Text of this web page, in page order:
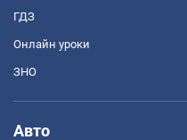
ГДЗ
Онлайн уроки
ЗНО
Авто